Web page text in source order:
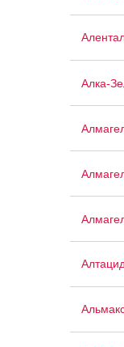
Алка-